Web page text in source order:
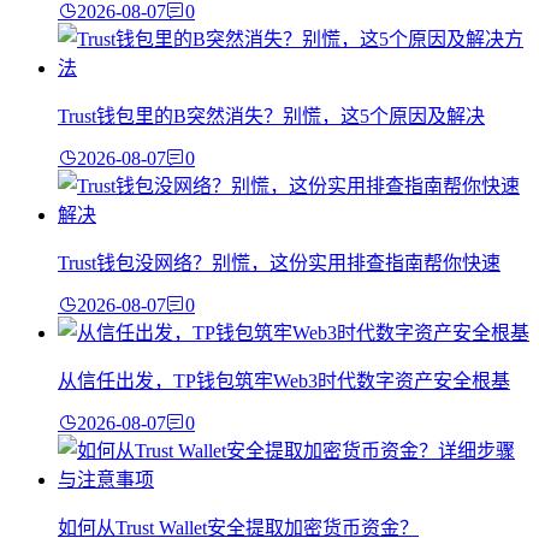
2026-08-07 0
Trust钱包里的B突然消失？别慌，这5个原因及解决
2026-08-07 0
Trust钱包没网络？别慌，这份实用排查指南帮你快速
2026-08-07 0
从信任出发，TP钱包筑牢Web3时代数字资产安全根基
2026-08-07 0
如何从Trust Wallet安全提取加密货币资金？